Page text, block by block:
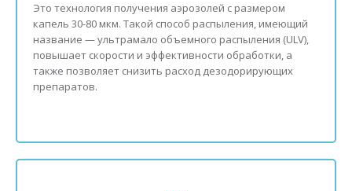
Это технология получения аэрозолей с размером
капель 30-80 мкм. Такой способ распыления, имеющий
название — ультрамало объемного распыления (ULV),
повышает скорости и эффективности обработки, а
также позволяет снизить расход дезодорирующих
препаратов.